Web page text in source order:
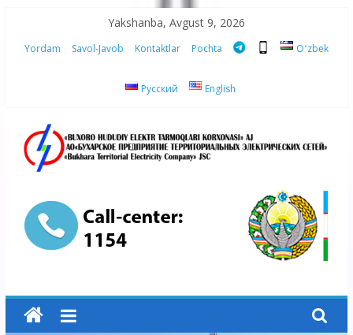
content
Yakshanba, Avgust 9, 2026
Yordam Savol-Javob Kontaktlar Pochta Oʻzbek
Русский English
“Buxoro
hududiy
elektr